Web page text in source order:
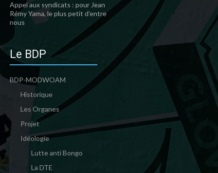
Appel aux syndicats : pour Jean
Rémy Yama, le plus petit d’entre
nous
Le BDP
BDP-MODWOAM
Historique
Les Organes
Projet
Idéologie
Lutte anti Bongo
La DTE